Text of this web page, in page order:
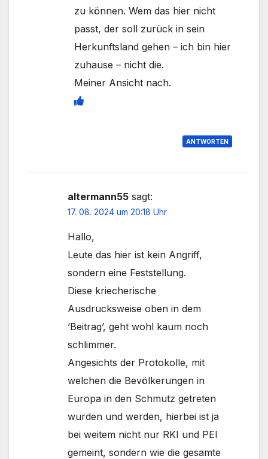
zu können. Wem das hier nicht
passt, der soll zurück in sein
Herkunftsland gehen – ich bin hier
zuhause – nicht die.
Meiner Ansicht nach.
ANTWORTEN
altermann55 sagt:
17. 08. 2024 um 20:18 Uhr
Hallo,
Leute das hier ist kein Angriff,
sondern eine Feststellung.
Diese kriecherische
Ausdrucksweise oben in dem
’Beitrag’, geht wohl kaum noch
schlimmer.
Angesichts der Protokolle, mit
welchen die Bevölkerungen in
Europa in den Schmutz getreten
wurden und werden, hierbei ist ja
bei weitem nicht nur RKI und PEI
gemeint, sondern wie die gesamte